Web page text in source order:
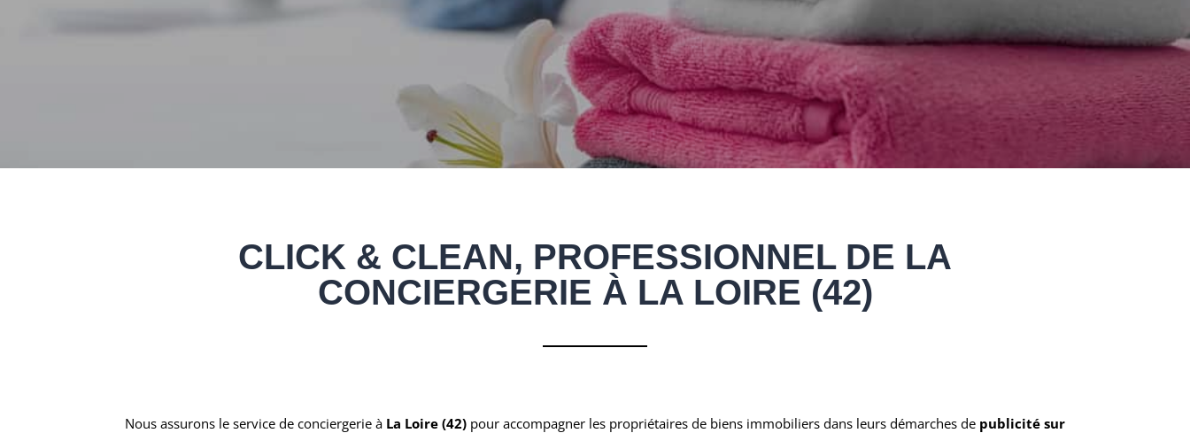
CLICK & CLEAN, PROFESSIONNEL DE LA
CONCIERGERIE À LA LOIRE (42)
Nous assurons le service de conciergerie à La Loire (42) pour accompagner les propriétaires de biens immobiliers dans leurs démarches de publicité sur